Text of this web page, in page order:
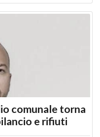
comunale torna
e rifiuti